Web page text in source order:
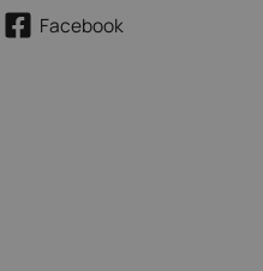
Facebook